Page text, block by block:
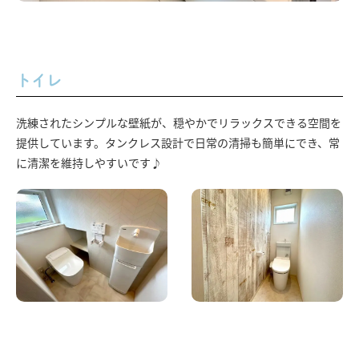
トイレ
洗練されたシンプルな壁紙が、穏やかでリラックスできる空間を
提供しています。タンクレス設計で日常の清掃も簡単にでき、常
に清潔を維持しやすいです♪